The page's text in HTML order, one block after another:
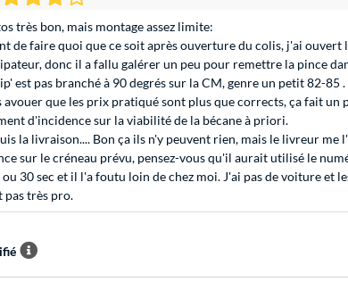
très bon, mais montage assez limite:
de faire quoi que ce soit après ouverture du colis, j'ai
donc il a fallu galérer un peu pour remettre la pince
est pas branché à 90 degrés sur la CM, genre un petit 82-
avouer que les prix pratiqué sont plus que corrects, ça fait
d'incidence sur la viabilité de la bécane à priori.
la livraison.... Bon ça ils n'y peuvent rien, mais le livreur
sur le créneau prévu, pensez-vous qu'il aurait utilisé le
30 sec et il l'a foutu loin de chez moi. J'ai pas de voiture et
pas très pro.